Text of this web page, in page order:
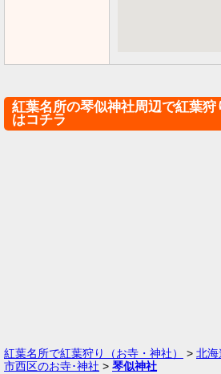
紅葉名所の琴似神社周辺で紅葉狩
はコチラ
紅葉名所で紅葉狩り（お寺・神社） > 北海
市西区のお寺･神社 > 琴似神社